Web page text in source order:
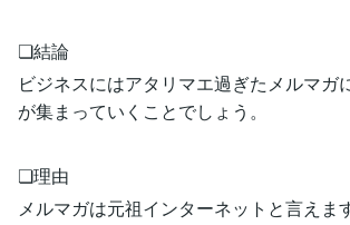
❏結論
ビジネスにはアタリマエ過ぎたメルマガ
が集まっていくことでしょう。
❏理由
メルマガは元祖インターネットと言えます